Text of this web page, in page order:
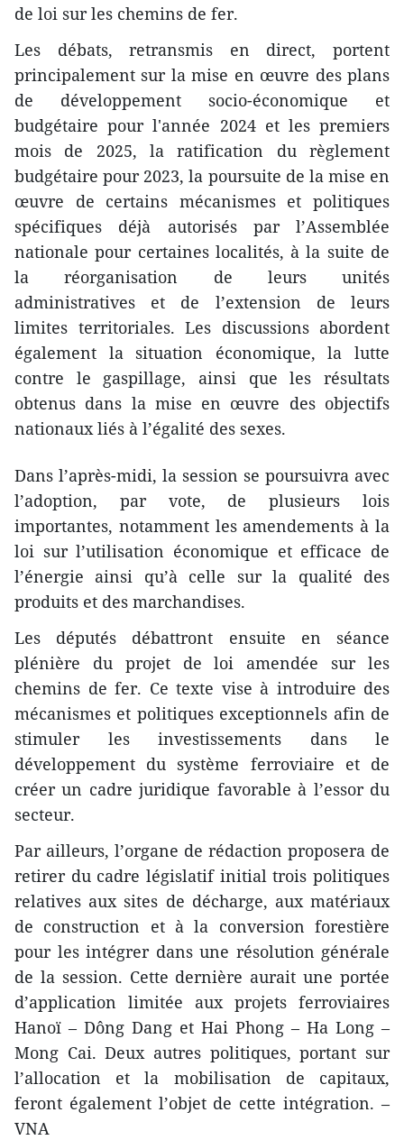
de loi sur les chemins de fer.
Les débats, retransmis en direct, portent
principalement sur la mise en œuvre des plans
de développement socio-économique et
budgétaire pour l'année 2024 et les premiers
mois de 2025, la ratification du règlement
budgétaire pour 2023, la poursuite de la mise en
œuvre de certains mécanismes et politiques
spécifiques déjà autorisés par l’Assemblée
nationale pour certaines localités, à la suite de
la réorganisation de leurs unités
administratives et de l’extension de leurs
limites territoriales. Les discussions abordent
également la situation économique, la lutte
contre le gaspillage, ainsi que les résultats
obtenus dans la mise en œuvre des objectifs
nationaux liés à l’égalité des sexes.
Dans l’après-midi, la session se poursuivra avec
l’adoption, par vote, de plusieurs lois
importantes, notamment les amendements à la
loi sur l’utilisation économique et efficace de
l’énergie ainsi qu’à celle sur la qualité des
produits et des marchandises.
Les députés débattront ensuite en séance
plénière du projet de loi amendée sur les
chemins de fer. Ce texte vise à introduire des
mécanismes et politiques exceptionnels afin de
stimuler les investissements dans le
développement du système ferroviaire et de
créer un cadre juridique favorable à l’essor du
secteur.
Par ailleurs, l’organe de rédaction proposera de
retirer du cadre législatif initial trois politiques
relatives aux sites de décharge, aux matériaux
de construction et à la conversion forestière
pour les intégrer dans une résolution générale
de la session. Cette dernière aurait une portée
d’application limitée aux projets ferroviaires
Hanoï – Dông Dang et Hai Phong – Ha Long –
Mong Cai. Deux autres politiques, portant sur
l’allocation et la mobilisation de capitaux,
feront également l’objet de cette intégration. –
VNA